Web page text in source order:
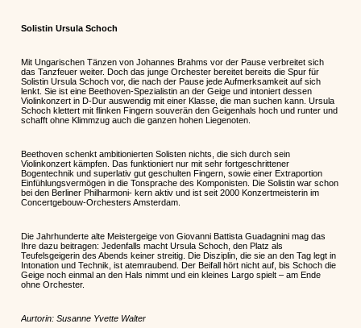
Solistin Ursula Schoch
Mit Ungarischen Tänzen von Johannes Brahms vor der Pause verbreitet sich
das Tanzfeuer weiter. Doch das junge Orchester bereitet bereits die Spur für
Solistin Ursula Schoch vor, die nach der Pause jede Aufmerksamkeit auf sich
lenkt. Sie ist eine Beethoven-Spezialistin an der Geige und intoniert dessen
Violinkonzert in D-Dur auswendig mit einer Klasse, die man suchen kann. Ursula
Schoch klettert mit flinken Fingern souverän den Geigenhals hoch und runter und
schafft ohne Klimmzug auch die ganzen hohen Liegenoten.
Beethoven schenkt ambitionierten Solisten nichts, die sich durch sein
Violinkonzert kämpfen. Das funktioniert nur mit sehr fortgeschrittener
Bogentechnik und superlativ gut geschulten Fingern, sowie einer Extraportion
Einfühlungsvermögen in die Tonsprache des Komponisten. Die Solistin war schon
bei den Berliner Philharmoni- kern aktiv und ist seit 2000 Konzertmeisterin im
Concertgebouw-Orchesters Amsterdam.
Die Jahrhunderte alte Meistergeige von Giovanni Battista Guadagnini mag das
Ihre dazu beitragen: Jedenfalls macht Ursula Schoch, den Platz als
Teufelsgeigerin des Abends keiner streitig. Die Disziplin, die sie an den Tag legt in
Intonation und Technik, ist atemraubend. Der Beifall hört nicht auf, bis Schoch die
Geige noch einmal an den Hals nimmt und ein kleines Largo spielt – am Ende
ohne Orchester.
Aurtorin: Susanne Yvette Walter